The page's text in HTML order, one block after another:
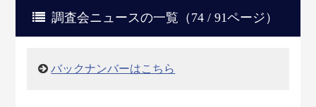
調査会ニュースの一覧（74 / 91ページ）
バックナンバーはこちら